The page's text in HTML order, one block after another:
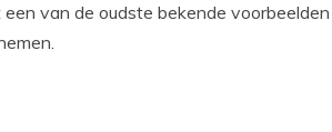
van de oudste bekende